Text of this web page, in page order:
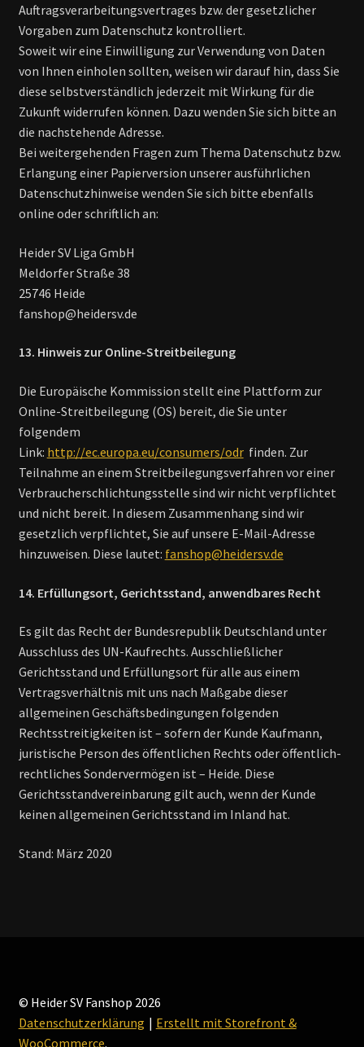
Auftragsverarbeitungsvertrages bzw. der gesetzlicher
Vorgaben zum Datenschutz kontrolliert.
Soweit wir eine Einwilligung zur Verwendung von Daten
von Ihnen einholen sollten, weisen wir darauf hin, dass Sie
diese selbstverständlich jederzeit mit Wirkung für die
Zukunft widerrufen können. Dazu wenden Sie sich bitte an
die nachstehende Adresse.
Bei weitergehenden Fragen zum Thema Datenschutz bzw.
Erlangung einer Papierversion unserer ausführlichen
Datenschutzhinweise wenden Sie sich bitte ebenfalls
online oder schriftlich an:
Heider SV Liga GmbH
Meldorfer Straße 38
25746 Heide
fanshop@heidersv.de
13. Hinweis zur Online-Streitbeilegung
Die Europäische Kommission stellt eine Plattform zur
Online-Streitbeilegung (OS) bereit, die Sie unter
folgendem
Link: http://ec.europa.eu/consumers/odrfinden. Zur
Teilnahme an einem Streitbeilegungsverfahren vor einer
Verbraucherschlichtungsstelle sind wir nicht verpflichtet
und nicht bereit. In diesem Zusammenhang sind wir
gesetzlich verpflichtet, Sie auf unsere E-Mail-Adresse
hinzuweisen. Diese lautet: fanshop@heidersv.de
14. Erfüllungsort, Gerichtsstand, anwendbares Recht
Es gilt das Recht der Bundesrepublik Deutschland unter
Ausschluss des UN-Kaufrechts. Ausschließlicher
Gerichtsstand und Erfüllungsort für alle aus einem
Vertragsverhältnis mit uns nach Maßgabe dieser
allgemeinen Geschäftsbedingungen folgenden
Rechtsstreitigkeiten ist – sofern der Kunde Kaufmann,
juristische Person des öffentlichen Rechts oder öffentlich-
rechtliches Sondervermögen ist – Heide. Diese
Gerichtsstandvereinbarung gilt auch, wenn der Kunde
keinen allgemeinen Gerichtsstand im Inland hat.
Stand: März 2020
© Heider SV Fanshop 2026
Datenschutzerklärung
Erstellt mit Storefront &
WooCommerce.